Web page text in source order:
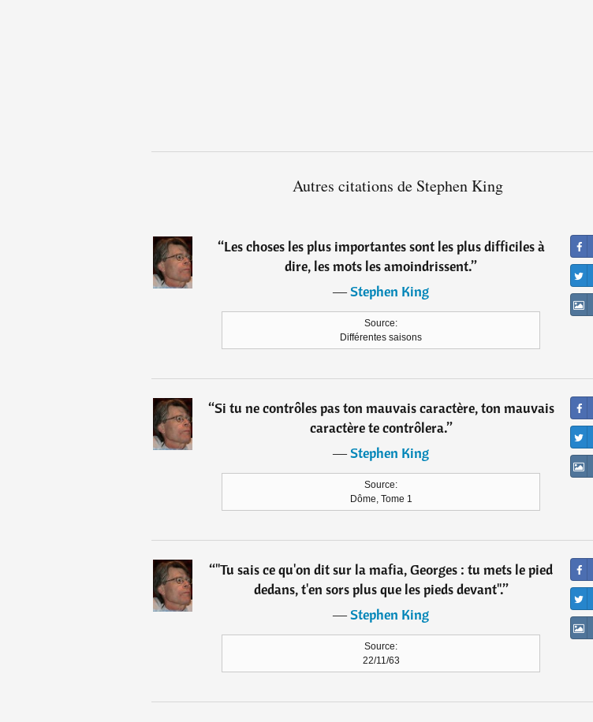
Autres citations de Stephen King
“Les choses les plus importantes sont les plus difficiles à
dire, les mots les amoindrissent.”
―Stephen King
Source:
Différentes saisons
“Si tu ne contrôles pas ton mauvais caractère, ton mauvais
caractère te contrôlera.”
―Stephen King
Source:
Dôme, Tome 1
“"Tu sais ce qu'on dit sur la mafia, Georges : tu mets le pied
dedans, t'en sors plus que les pieds devant".”
―Stephen King
Source:
22/11/63